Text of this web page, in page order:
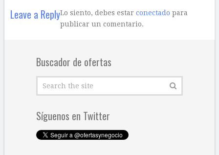
Leave a ReplyLo siento, debes estar conectado para
publicar un comentario.
Buscador de ofertas
Síguenos en Twitter